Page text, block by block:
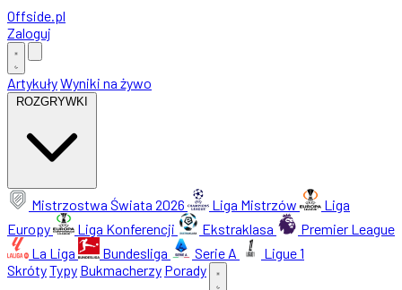
Offside.pl
Zaloguj
ArtykułyWyniki na żywo
ROZGRYWKI
Mistrzostwa Świata 2026 Liga Mistrzów
Liga
Europy
Liga Konferencji Ekstraklasa
Premier League
La Liga
Bundesliga Serie A
Ligue 1
SkrótyTypy Bukmacherzy Porady